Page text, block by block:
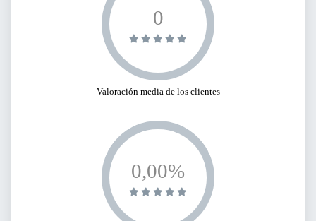
0
Valoración media de los clientes
0,00%